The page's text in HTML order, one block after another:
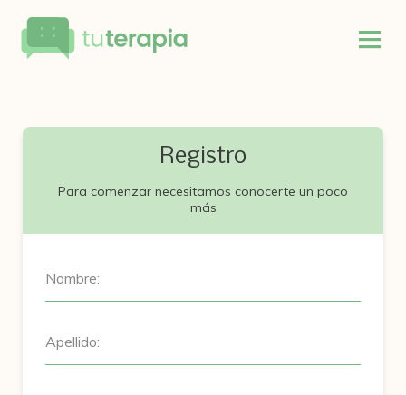
Registro
Para comenzar necesitamos conocerte un poco
más
Nombre:
Apellido: